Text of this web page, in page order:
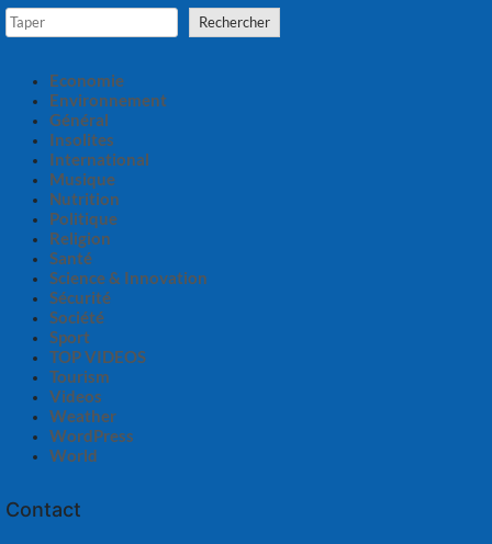
Rechercher
Economie
Environnement
Général
Insolites
International
Musique
Nutrition
Politique
Religion
Santé
Science & Innovation
Sécurité
Société
Sport
TOP VIDEOS
Tourism
Videos
Weather
WordPress
World
Contact